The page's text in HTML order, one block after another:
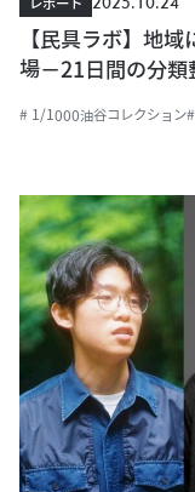
【民具ラボ】地
場－21日間の分類
# 1/1000油谷コレクション